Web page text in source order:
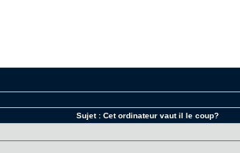
Sujet :Cet ordinateur vaut il le coup?